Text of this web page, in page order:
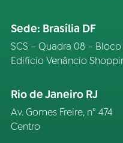
Sede: Brasília DF
SCS – Quadra 08 –
Edifício Venâncio
Rio de Janeiro RJ
Av. Gomes Freire, n° 474
Centro